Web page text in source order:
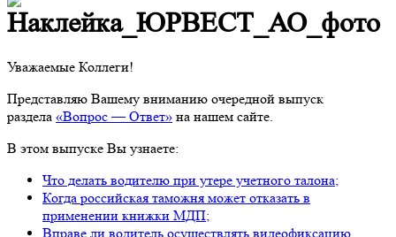
Уважаемые Коллеги!
Представляю Вашему вниманию очередной выпуск
раздела «Вопрос — Ответ» на нашем сайте.
В этом выпуске Вы узнаете:
Что делать водителю при утере учетного талона;
Когда российская таможня может отказать в
применении книжки МДП;
Вправе ли водитель осуществлять видеофиксацию